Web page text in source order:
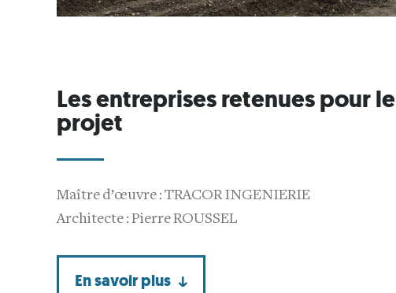
Les entreprises retenues pour le
projet
Maître d’œuvre : TRACOR INGENIERIE
Architecte : Pierre ROUSSEL
En savoir plus